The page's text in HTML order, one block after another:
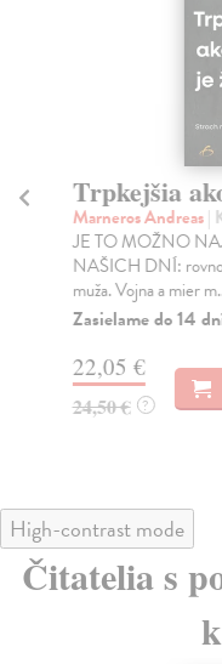
Trpkejšia
Marneros Andreas|
JE TO MOŽNO
NAŠICH DNÍ:
muža. Vojna a mier
Zasielame do 14
22,05 €
24,50 € ?
High-contrast mode
Čitatelia s